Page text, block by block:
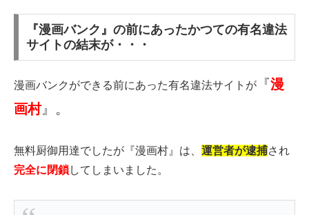
『漫画バンク』の前にあったかつての有名違法
サイトの結末が・・・
漫画バンクができる前にあった有名違法サイトが 『漫
画村』。
無料厨御用達でしたが『漫画村』は、 運営者が逮捕され
完全に閉鎖してしまいました。